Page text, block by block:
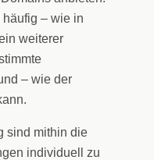
– wie in
weiterer
– wie der
sind mithin die
individuell zu